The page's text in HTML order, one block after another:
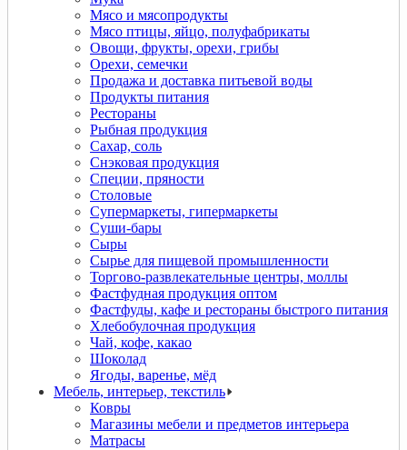
Мясо и мясопродукты
Мясо птицы, яйцо, полуфабрикаты
Овощи, фрукты, орехи, грибы
Орехи, семечки
Продажа и доставка питьевой воды
Продукты питания
Рестораны
Рыбная продукция
Сахар, соль
Снэковая продукция
Специи, пряности
Столовые
Супермаркеты, гипермаркеты
Суши-бары
Сыры
Сырье для пищевой промышленности
Торгово-развлекательные центры, моллы
Фастфудная продукция оптом
Фастфуды, кафе и рестораны быстрого питания
Хлебобулочная продукция
Чай, кофе, какао
Шоколад
Ягоды, варенье, мёд
Мебель, интерьер, текстиль
Ковры
Магазины мебели и предметов интерьера
Матрасы